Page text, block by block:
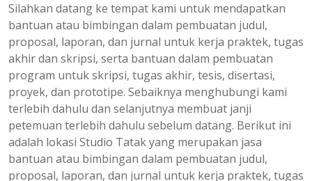
Silahkan datang ke tempat kami untuk mendapatkan
bantuan atau bimbingan dalam pembuatan judul,
proposal, laporan, dan jurnal untuk kerja praktek, tugas
akhir dan skripsi, serta bantuan dalam pembuatan
program untuk skripsi, tugas akhir, tesis, disertasi,
proyek, dan prototipe. Sebaiknya menghubungi kami
terlebih dahulu dan selanjutnya membuat janji
petemuan terlebih dahulu sebelum datang. Berikut ini
adalah lokasi Studio Tatak yang merupakan jasa
bantuan atau bimbingan dalam pembuatan judul,
proposal, laporan, dan jurnal untuk kerja praktek, tugas